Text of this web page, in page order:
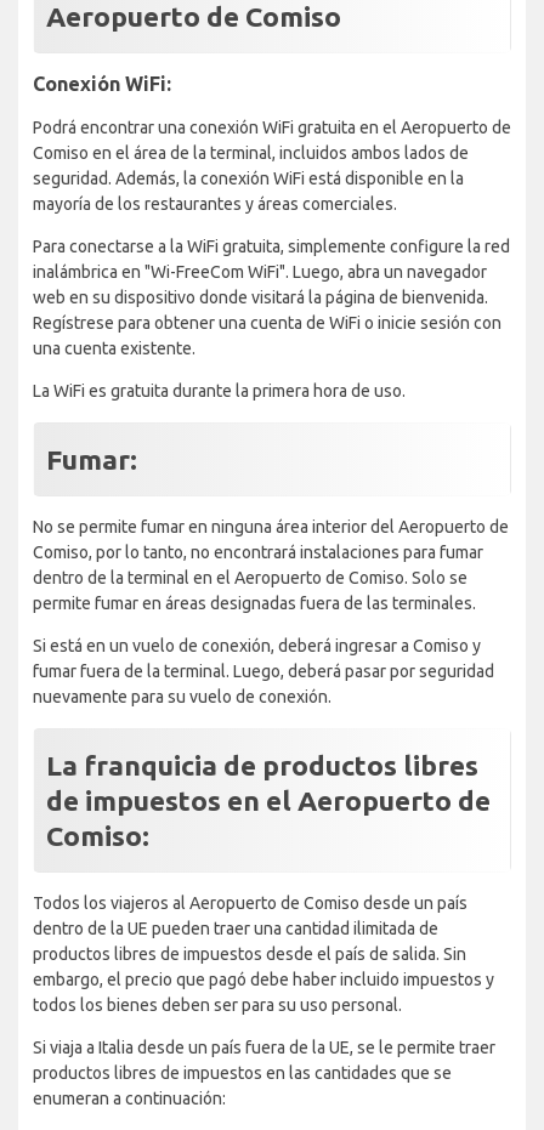
Aeropuerto de Comiso
Conexión WiFi:
Podrá encontrar una conexión WiFi gratuita en el Aeropuerto de
Comiso en el área de la terminal, incluidos ambos lados de
seguridad. Además, la conexión WiFi está disponible en la
mayoría de los restaurantes y áreas comerciales.
Para conectarse a la WiFi gratuita, simplemente configure la red
inalámbrica en "Wi-FreeCom WiFi". Luego, abra un navegador
web en su dispositivo donde visitará la página de bienvenida.
Regístrese para obtener una cuenta de WiFi o inicie sesión con
una cuenta existente.
La WiFi es gratuita durante la primera hora de uso.
Fumar:
No se permite fumar en ninguna área interior del Aeropuerto de
Comiso, por lo tanto, no encontrará instalaciones para fumar
dentro de la terminal en el Aeropuerto de Comiso. Solo se
permite fumar en áreas designadas fuera de las terminales.
Si está en un vuelo de conexión, deberá ingresar a Comiso y
fumar fuera de la terminal. Luego, deberá pasar por seguridad
nuevamente para su vuelo de conexión.
La franquicia de productos libres
de impuestos en el Aeropuerto de
Comiso:
Todos los viajeros al Aeropuerto de Comiso desde un país
dentro de la UE pueden traer una cantidad ilimitada de
productos libres de impuestos desde el país de salida. Sin
embargo, el precio que pagó debe haber incluido impuestos y
todos los bienes deben ser para su uso personal.
Si viaja a Italia desde un país fuera de la UE, se le permite traer
productos libres de impuestos en las cantidades que se
enumeran a continuación: